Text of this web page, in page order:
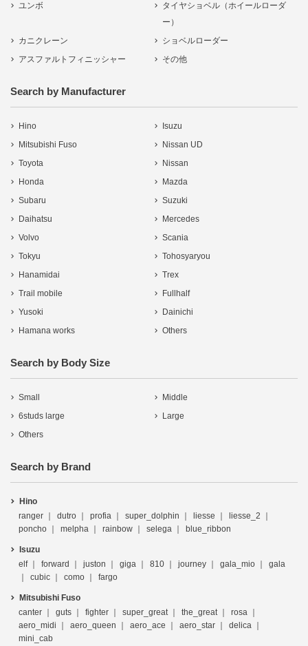
ユンボ
タイヤショベル（ホイールローダ
ー）
カニクレーン
ショベルローダー
アスファルトフィニッシャー
その他
Search by Manufacturer
Hino
Isuzu
Mitsubishi Fuso
Nissan UD
Toyota
Nissan
Honda
Mazda
Subaru
Suzuki
Daihatsu
Mercedes
Volvo
Scania
Tokyu
Tohosyaryou
Hanamidai
Trex
Trail mobile
Fullhalf
Yusoki
Dainichi
Hamana works
Others
Search by Body Size
Small
Middle
6studs large
Large
Others
Search by Brand
Hino
ranger
dutro profia super_dolphin liesse
liesse_2
poncho
melpha rainbow selega blue_ribbon
Isuzu
elf
forward juston giga 810 journey gala_mio
gala
cubic
como fargo
Mitsubishi Fuso
canter
guts fighter super_great the_great
rosa
aero_midi
aero_queen aero_ace aero_star
delica
mini_cab